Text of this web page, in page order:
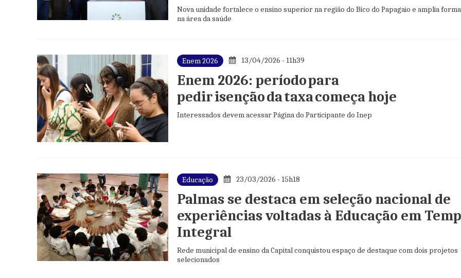
Nova unidade fortalece o ensino superior na região do Bico do Papagaio e amplia
na área da saúde
Enem 2026 13/04/2026 - 11h39
Enem 2026: período para
pedir isenção da taxa começa hoje
Interessados devem acessar Página do Participante do Inep
Educação 23/03/2026 - 15h18
Palmas se destaca em seleção nacional de
experiências voltadas à Educação em
Integral
Rede municipal de ensino da Capital conquistou espaço de destaque com dois projetos
selecionados